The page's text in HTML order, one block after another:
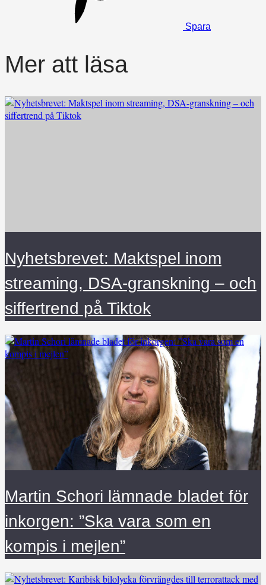
Spara
Mer att läsa
Nyhetsbrevet: Maktspel inom
streaming, DSA-granskning – och
siffertrend på Tiktok
Martin Schori lämnade bladet för
inkorgen: ”Ska vara som en
kompis i mejlen”